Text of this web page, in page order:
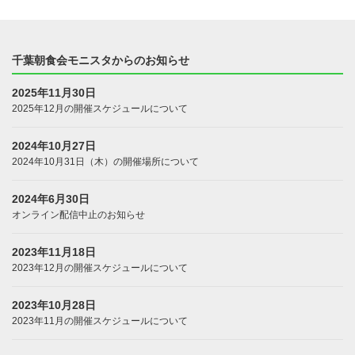
千葉朝食会モニスタからのお知らせ
2025年11月30日
2025年12月の開催スケジュールについて
2024年10月27日
2024年10月31日（木）の開催場所について
2024年6月30日
オンライン配信中止のお知らせ
2023年11月18日
2023年12月の開催スケジュールについて
2023年10月28日
2023年11月の開催スケジュールについて